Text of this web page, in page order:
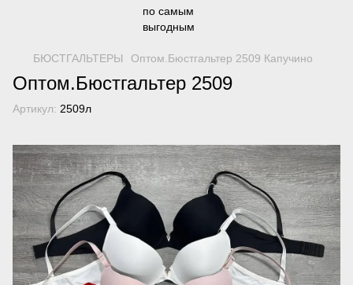
БЮСТГАЛЬТЕРЫ Оптом.Бюстгальтер 2509 Капучино
Оптом.Бюстгальтер 2509
Артикул: 2509л